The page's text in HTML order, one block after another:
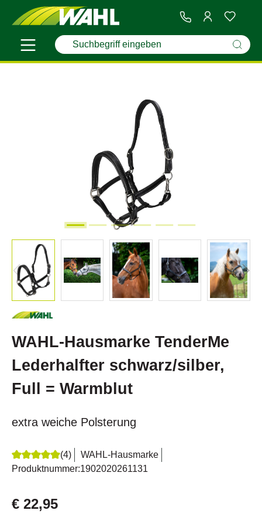
WAHL-Hausmarke TenderMe
Lederhalfter schwarz/silber,
Full = Warmblut
extra weiche Polsterung
Durchschnittliche Bewertung von 5 von 5 Sternen
(4)
WAHL-Hausmarke
Produktnummer:1902020261131
€ 22,95